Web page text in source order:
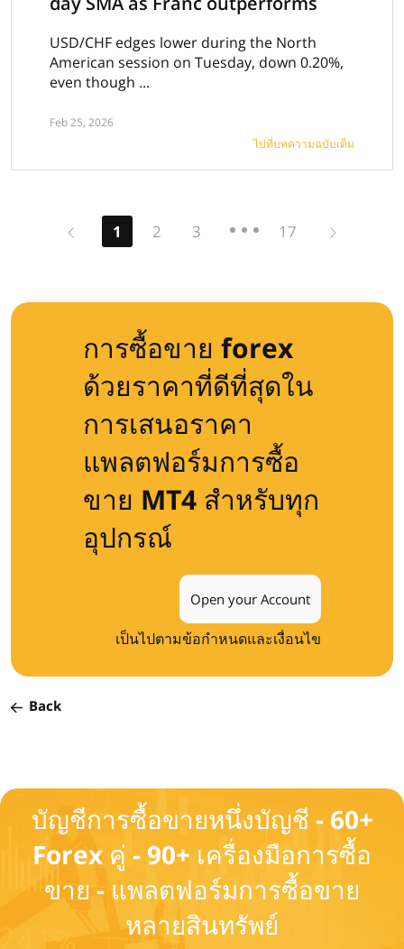
USD/CHF edges lower during the North
American session on Tuesday, down 0.20%,
even though ...
Feb 25, 2026
ไปที่บทความฉบับเต็ม
Previous
1 2 3 17
การซื้อขาย forex
ด้วยราคาที่ดีที่สุดใน
การเสนอราคา
แพลตฟอร์มการซื้อ
ขาย MT4 สำหรับทุก
อุปกรณ์
Open your Account
เป็นไปตามข้อกำหนดและเงื่อนไข
Back
บัญชีการซื้อขายหนึ่งบัญชี - 60+
Forex คู่ - 90+ เครื่องมือการซื้อ
ขาย - แพลตฟอร์มการซื้อขาย
หลายสินทรัพย์